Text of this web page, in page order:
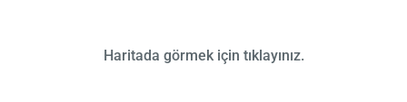
Haritada görmek için tıklayınız.